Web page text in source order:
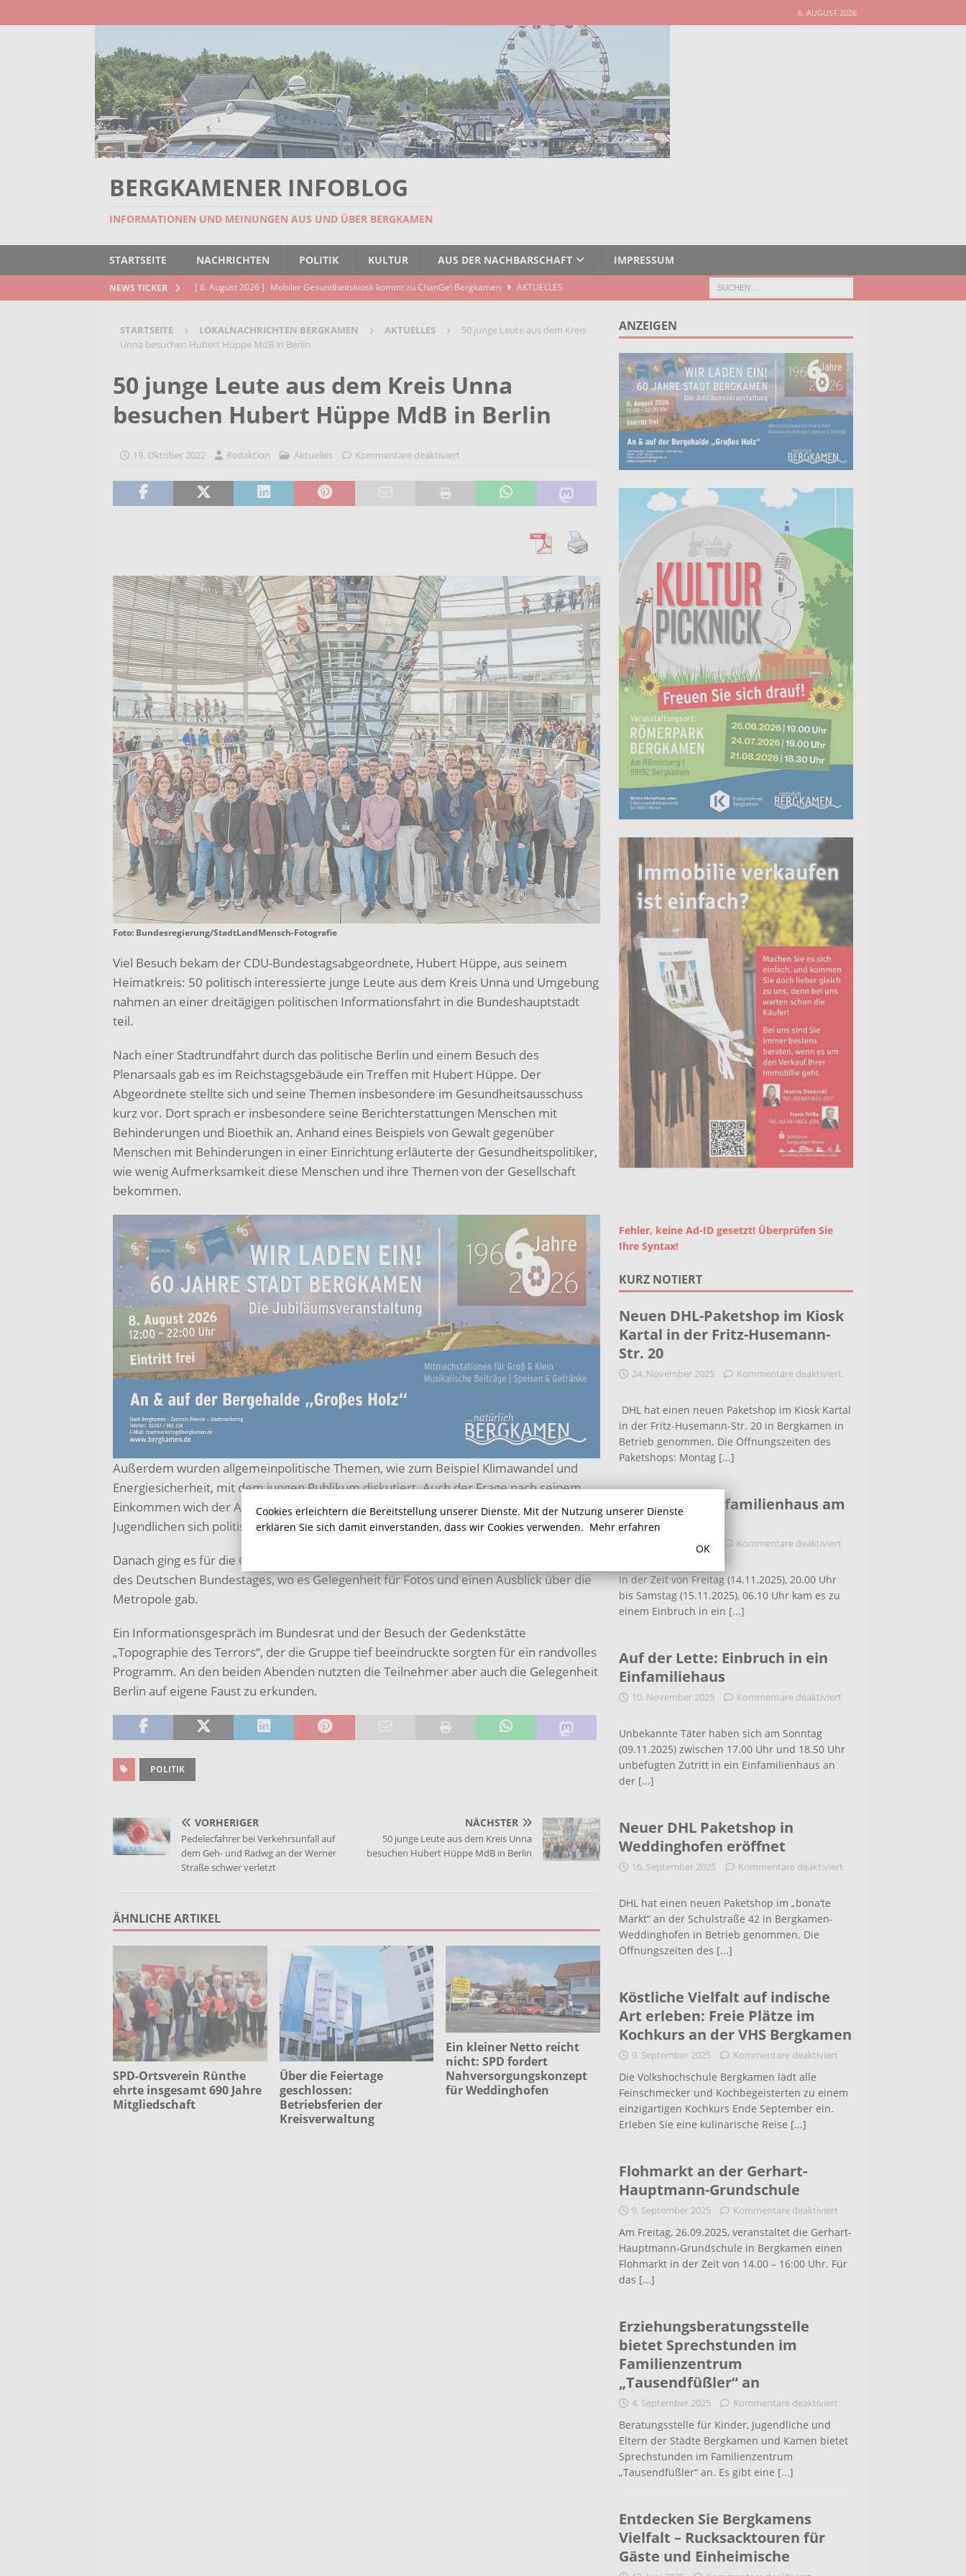
6. AUGUST 2026
BERGKAMENER INFOBLOG
INFORMATIONEN UND MEINUNGEN AUS UND ÜBER BERGKAMEN
STARTSEITE NACHRICHTEN POLITIK KULTUR AUS DER NACHBARSCHAFT IMPRESSUM
NEWS TICKER [ 6. August 2026 ] Mobiler Gesundheitskiosk kommt zu ChanGe! Bergkamen
AKTUELLES
[ 6. August 2026 ] Wenn Worte Funken schlagen: Jochen Malmsheimer eröffnet die Kabarettsaison
[ 6. August 2026 ] Bürgerreise 2026 nach Gennevilliers – Städtepartnerschaft hautnah erleben
AKTUELLES
AKTUELLES
STARTSEITE LOKALNACHRICHTEN BERGKAMEN AKTUELLES
50 junge Leute aus dem Kreis
Unna besuchen Hubert Hüppe MdB in Berlin
50 junge Leute aus dem Kreis Unna
besuchen Hubert Hüppe MdB in Berlin
19. Oktober 2022 Redaktion Aktuelles Kommentare deaktiviert
Foto: Bundesregierung/StadtLandMensch-Fotografie
Viel Besuch bekam der CDU-Bundestagsabgeordnete, Hubert Hüppe, aus seinem
Heimatkreis: 50 politisch interessierte junge Leute aus dem Kreis Unna und Umgebung
nahmen an einer dreitägigen politischen Informationsfahrt in die Bundeshauptstadt
teil.
Nach einer Stadtrundfahrt durch das politische Berlin und einem Besuch des
Plenarsaals gab es im Reichstagsgebäude ein Treffen mit Hubert Hüppe. Der
Abgeordnete stellte sich und seine Themen insbesondere im Gesundheitsausschuss
kurz vor. Dort sprach er insbesondere seine Berichterstattungen Menschen mit
Behinderungen und Bioethik an. Anhand eines Beispiels von Gewalt gegenüber
Menschen mit Behinderungen in einer Einrichtung erläuterte der Gesundheitspolitiker,
wie wenig Aufmerksamkeit diese Menschen und ihre Themen von der Gesellschaft
bekommen.
Außerdem wurden allgemeinpolitische Themen, wie zum Beispiel Klimawandel und
Energiesicherheit, mit dem jungen Publikum diskutiert. Auch der Frage nach seinem
Einkommen wich der Abgeordnete nicht aus. Hüppe ermutigte die vorwiegend
Jugendlichen sich politisch zu engagieren und ihr Schicksal nicht anderen zu überlassen.
Danach ging es für die Gruppe zusammen mit dem Politiker hoch hinaus auf die Kuppel
des Deutschen Bundestages, wo es Gelegenheit für Fotos und einen Ausblick über die
Metropole gab.
Ein Informationsgespräch im Bundesrat und der Besuch der Gedenkstätte
„Topographie des Terrors“, der die Gruppe tief beeindruckte sorgten für ein randvolles
Programm. An den beiden Abenden nutzten die Teilnehmer aber auch die Gelegenheit
Berlin auf eigene Faust zu erkunden.
POLITIK
VORHERIGER
Pedelecfahrer bei Verkehrsunfall auf
dem Geh- und Radwg an der Werner
Straße schwer verletzt
NÄCHSTER
50 junge Leute aus dem Kreis Unna
besuchen Hubert Hüppe MdB in Berlin
ÄHNLICHE ARTIKEL
SPD-Ortsverein Rünthe
ehrte insgesamt 690 Jahre
Mitgliedschaft
Über die Feiertage
geschlossen:
Betriebsferien der
Kreisverwaltung
Ein kleiner Netto reicht
nicht: SPD fordert
Nahversorgungskonzept
für Weddinghofen
ANZEIGEN
Fehler, keine Ad-ID gesetzt! Überprüfen Sie
Ihre Syntax!
KURZ NOTIERT
Neuen DHL-Paketshop im Kiosk
Kartal in der Fritz-Husemann-
Str. 20
24. November 2025 Kommentare deaktiviert
DHL hat einen neuen Paketshop im Kiosk Kartal
in der Fritz-Husemann-Str. 20 in Bergkamen in
Betrieb genommen. Die Öffnungszeiten des
Paketshops: Montag [...]
Einbruch in Einfamilienhaus am
Haldenweg
16. November 2025 Kommentare deaktiviert
In der Zeit von Freitag (14.11.2025), 20.00 Uhr
bis Samstag (15.11.2025), 06.10 Uhr kam es zu
einem Einbruch in ein [...]
Auf der Lette: Einbruch in ein
Einfamiliehaus
10. November 2025 Kommentare deaktiviert
Unbekannte Täter haben sich am Sonntag
(09.11.2025) zwischen 17.00 Uhr und 18.50 Uhr
unbefugten Zutritt in ein Einfamilienhaus an
der [...]
Neuer DHL Paketshop in
Weddinghofen eröffnet
16. September 2025 Kommentare deaktiviert
DHL hat einen neuen Paketshop im „bona’te
Markt“ an der Schulstraße 42 in Bergkamen-
Weddinghofen in Betrieb genommen. Die
Öffnungszeiten des [...]
Köstliche Vielfalt auf indische
Art erleben: Freie Plätze im
Kochkurs an der VHS Bergkamen
9. September 2025 Kommentare deaktiviert
Die Volkshochschule Bergkamen lädt alle
Feinschmecker und Kochbegeisterten zu einem
einzigartigen Kochkurs Ende September ein.
Erleben Sie eine kulinarische Reise [...]
Flohmarkt an der Gerhart-
Hauptmann-Grundschule
9. September 2025 Kommentare deaktiviert
Am Freitag, 26.09.2025, veranstaltet die Gerhart-
Hauptmann-Grundschule in Bergkamen einen
Flohmarkt in der Zeit von 14.00 – 16:00 Uhr. Für
das [...]
Erziehungsberatungsstelle
bietet Sprechstunden im
Familienzentrum
„Tausendfüßler“ an
4. September 2025 Kommentare deaktiviert
Beratungsstelle für Kinder, Jugendliche und
Eltern der Städte Bergkamen und Kamen bietet
Sprechstunden im Familienzentrum
„Tausendfüßler“ an. Es gibt eine [...]
Entdecken Sie Bergkamens
Vielfalt – Rucksacktouren für
Gäste und Einheimische
Cookies erleichtern die Bereitstellung unserer Dienste. Mit der Nutzung unserer Dienste
erklären Sie sich damit einverstanden, dass wir Cookies verwenden. Mehr erfahren
OK